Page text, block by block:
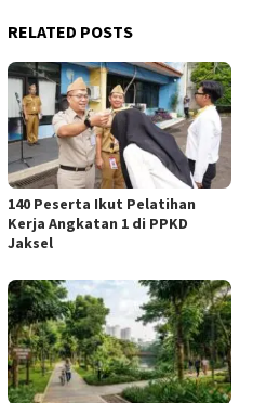
RELATED POSTS
140 Peserta Ikut Pelatihan
Kerja Angkatan 1 di PPKD
Jaksel